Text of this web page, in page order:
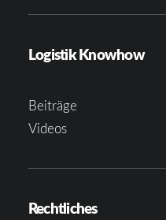
Logistik Knowhow
Beiträge
Videos
Rechtliches